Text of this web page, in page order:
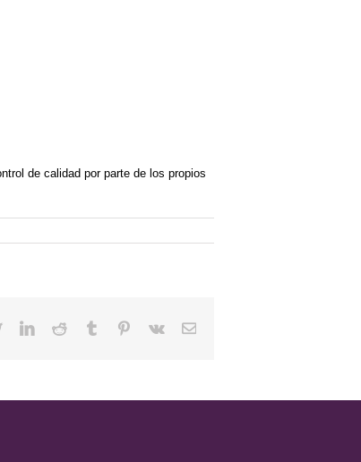
de calidad por parte de los propios
TwitterLinkedin
Reddit TumblrPinterest
Vk Email